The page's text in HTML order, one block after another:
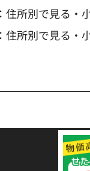
住所別で見る・
住所別で見る・